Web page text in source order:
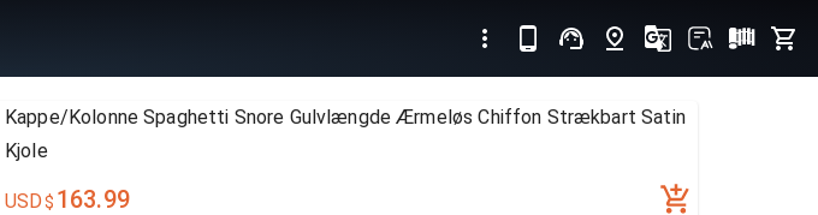
Kappe/Kolonne Spaghetti Snore Gulvlængde Ærmeløs Chiffon Strækbart Satin
Kjole
USD$ 163.99